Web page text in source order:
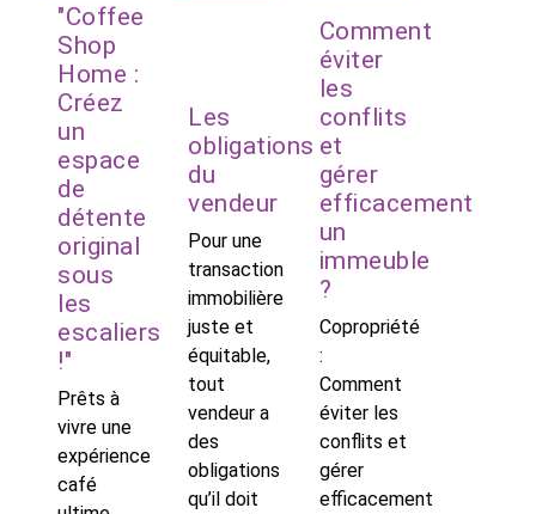
"Coffee
Shop
Home :
Créez
un
espace
de
détente
original
sous
les
escaliers
!"
Prêts à
vivre une
expérience
café
Les
obligations
du
vendeur
Pour une
transaction
immobilière
juste et
équitable,
tout
vendeur a
des
obligations
qu’il doit
Comment
éviter
les
conflits
et
gérer
efficacement
un
immeuble
?
Copropriété
:
Comment
éviter les
conflits et
gérer
efficacement